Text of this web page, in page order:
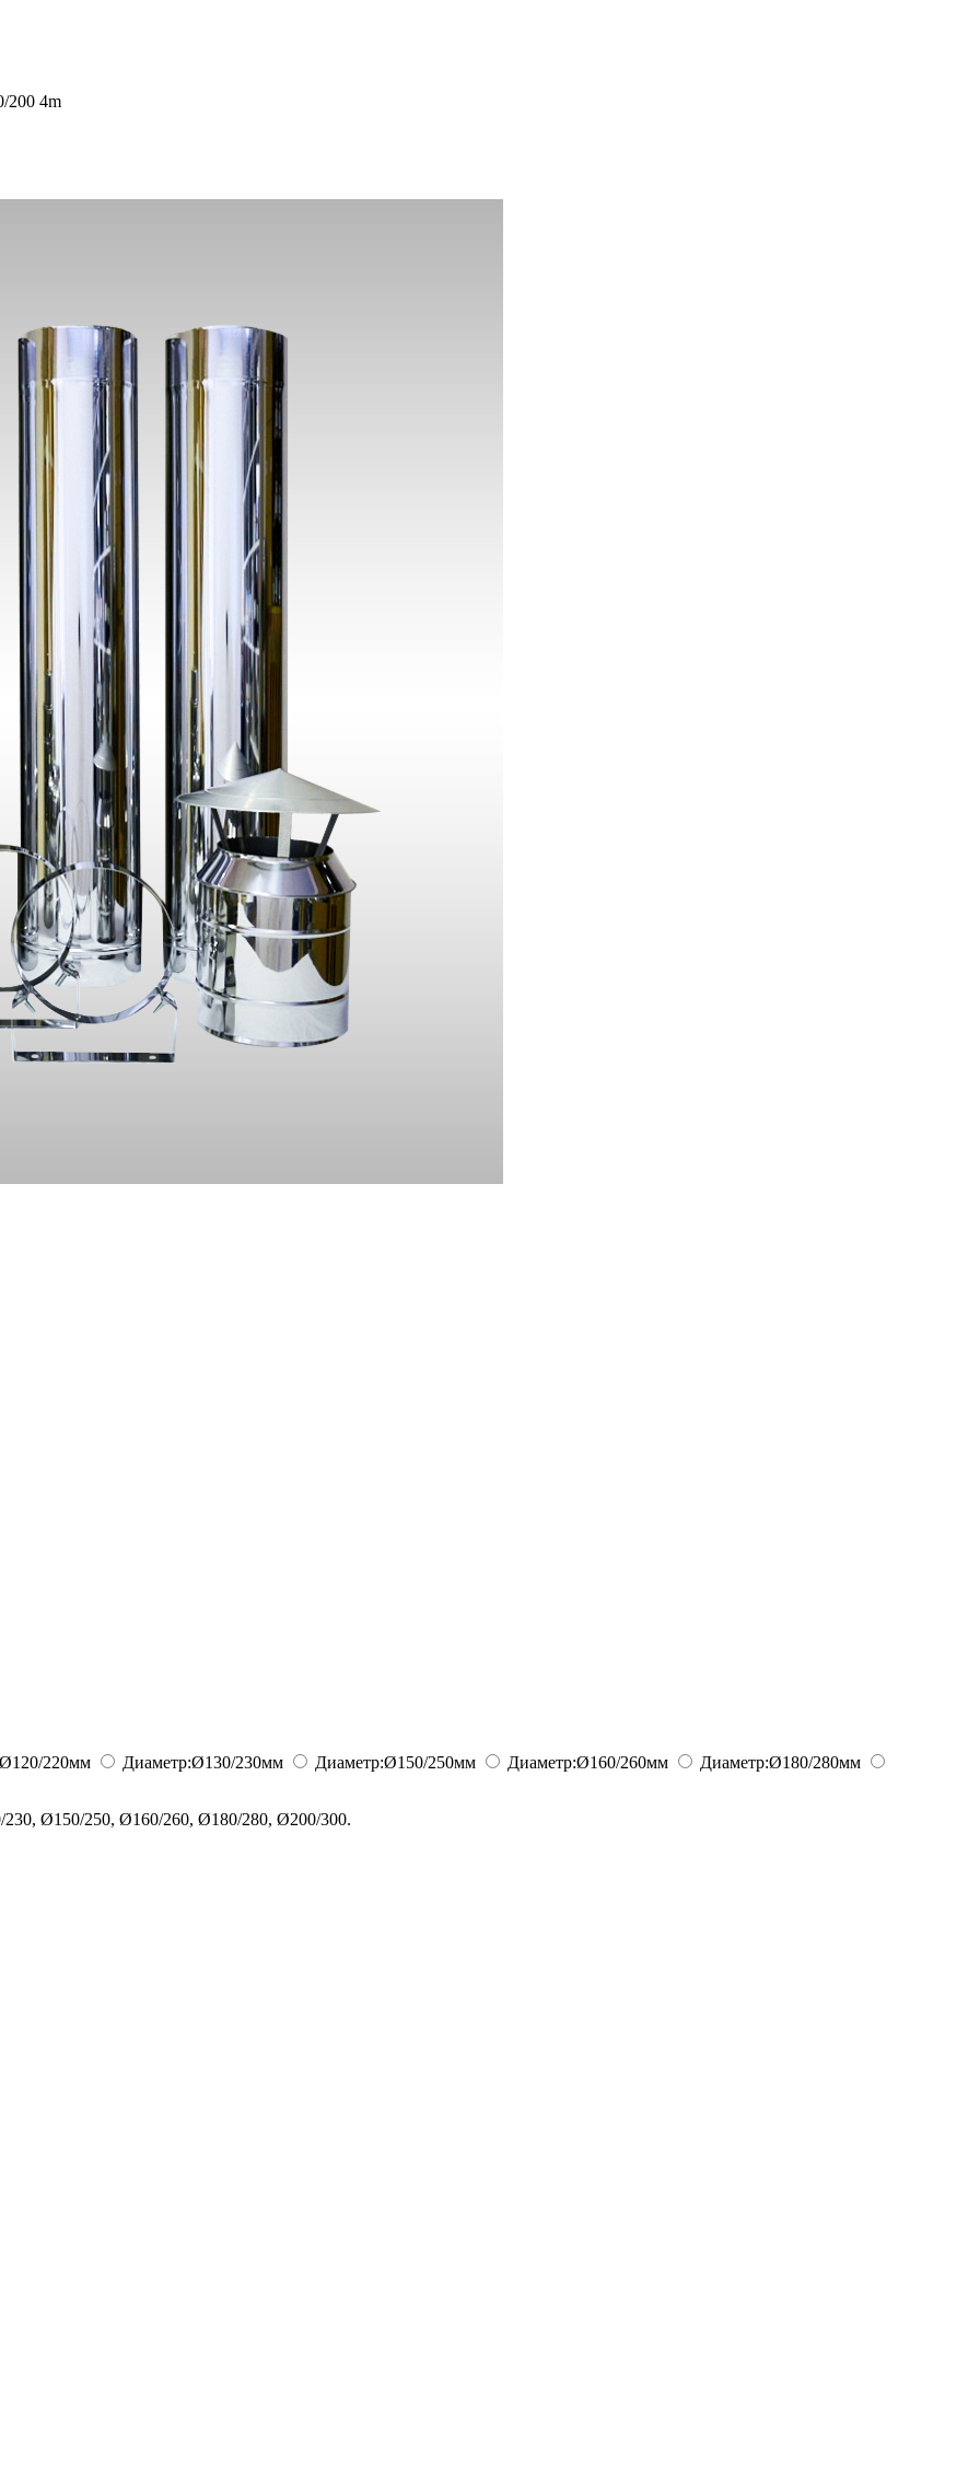
200 4m
Ø120/220мм Диаметр:Ø130/230мм Диаметр:Ø150/250мм Диаметр:Ø160/260мм Диаметр:Ø180/280мм
Ø150/250, Ø160/260, Ø180/280, Ø200/300.